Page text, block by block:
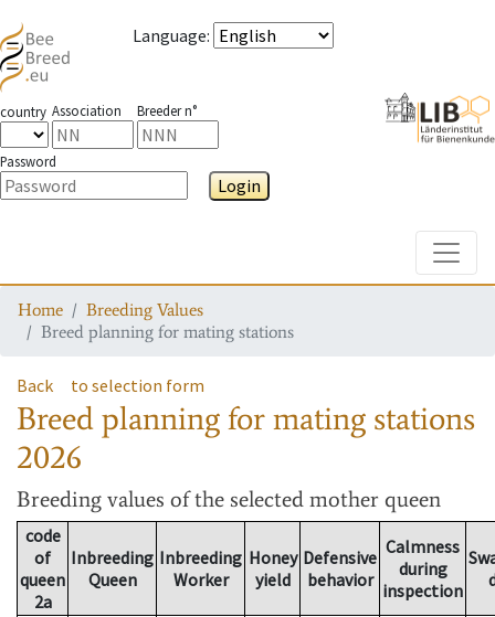
Language:
country Association Breeder n°
Password
Login
Home
Breeding Values
Breed planning for mating stations
Back to selection form
Breed planning for mating stations
2026
Breeding values of the selected mother queen
code
of
queen
2a
Inbreeding
Queen
Inbreeding
Worker
Honey
yield
Defensive
behavior
Calmness
during
inspection